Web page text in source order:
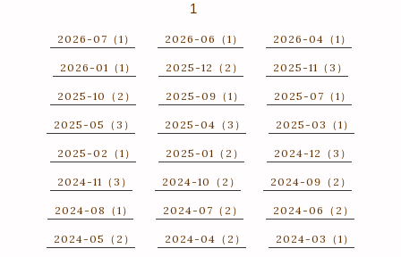
1
2026-07（1） 2026-06（1） 2026-04（1）
2026-01（1） 2025-12（2） 2025-11（3）
2025-10（2） 2025-09（1） 2025-07（1）
2025-05（3） 2025-04（3） 2025-03（1）
2025-02（1） 2025-01（2） 2024-12（3）
2024-11（3） 2024-10（2） 2024-09（2）
2024-08（1） 2024-07（2） 2024-06（2）
2024-05（2） 2024-04（2） 2024-03（1）